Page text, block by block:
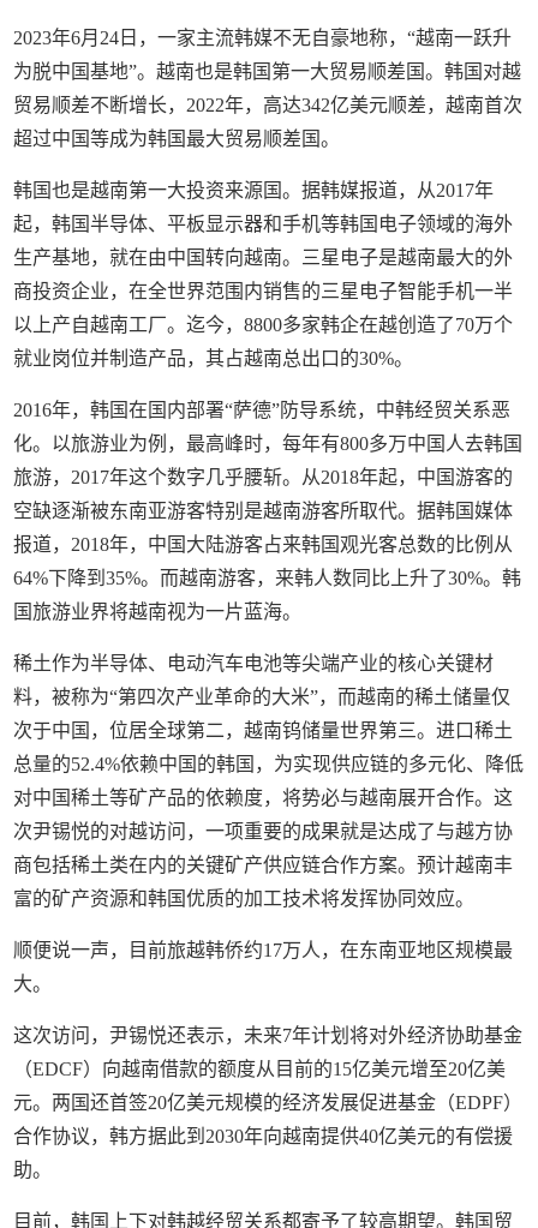
2023年6月24日，一家主流韩媒不无自豪地称，“越南一跃升
为脱中国基地”。越南也是韩国第一大贸易顺差国。韩国对越
贸易顺差不断增长，2022年，高达342亿美元顺差，越南首次
超过中国等成为韩国最大贸易顺差国。
韩国也是越南第一大投资来源国。据韩媒报道，从2017年
起，韩国半导体、平板显示器和手机等韩国电子领域的海外
生产基地，就在由中国转向越南。三星电子是越南最大的外
商投资企业，在全世界范围内销售的三星电子智能手机一半
以上产自越南工厂。迄今，8800多家韩企在越创造了70万个
就业岗位并制造产品，其占越南总出口的30%。
2016年，韩国在国内部署“萨德”防导系统，中韩经贸关系恶
化。以旅游业为例，最高峰时，每年有800多万中国人去韩国
旅游，2017年这个数字几乎腰斩。从2018年起，中国游客的
空缺逐渐被东南亚游客特别是越南游客所取代。据韩国媒体
报道，2018年，中国大陆游客占来韩国观光客总数的比例从
64%下降到35%。而越南游客，来韩人数同比上升了30%。韩
国旅游业界将越南视为一片蓝海。
稀土作为半导体、电动汽车电池等尖端产业的核心关键材
料，被称为“第四次产业革命的大米”，而越南的稀土储量仅
次于中国，位居全球第二，越南钨储量世界第三。进口稀土
总量的52.4%依赖中国的韩国，为实现供应链的多元化、降低
对中国稀土等矿产品的依赖度，将势必与越南展开合作。这
次尹锡悦的对越访问，一项重要的成果就是达成了与越方协
商包括稀土类在内的关键矿产供应链合作方案。预计越南丰
富的矿产资源和韩国优质的加工技术将发挥协同效应。
顺便说一声，目前旅越韩侨约17万人，在东南亚地区规模最
大。
这次访问，尹锡悦还表示，未来7年计划将对外经济协助基金
（EDCF）向越南借款的额度从目前的15亿美元增至20亿美
元。两国还首签20亿美元规模的经济发展促进基金（EDPF）
合作协议，韩方据此到2030年向越南提供40亿美元的有偿援
助。
目前，韩国上下对韩越经贸关系都寄予了较高期望。韩国贸